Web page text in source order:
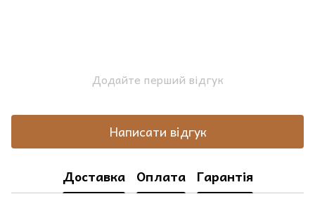
Додайте перший відгук
Написати відгук
Доставка Оплата Гарантія